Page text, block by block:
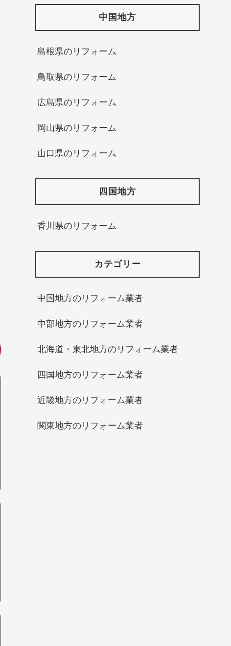
中国地方
島根県のリフォーム
鳥取県のリフォーム
広島県のリフォーム
岡山県のリフォーム
山口県のリフォーム
四国地方
香川県のリフォーム
カテゴリー
中国地方のリフォーム業者
中部地方のリフォーム業者
北海道・東北地方のリフォーム業者
四国地方のリフォーム業者
近畿地方のリフォーム業者
関東地方のリフォーム業者